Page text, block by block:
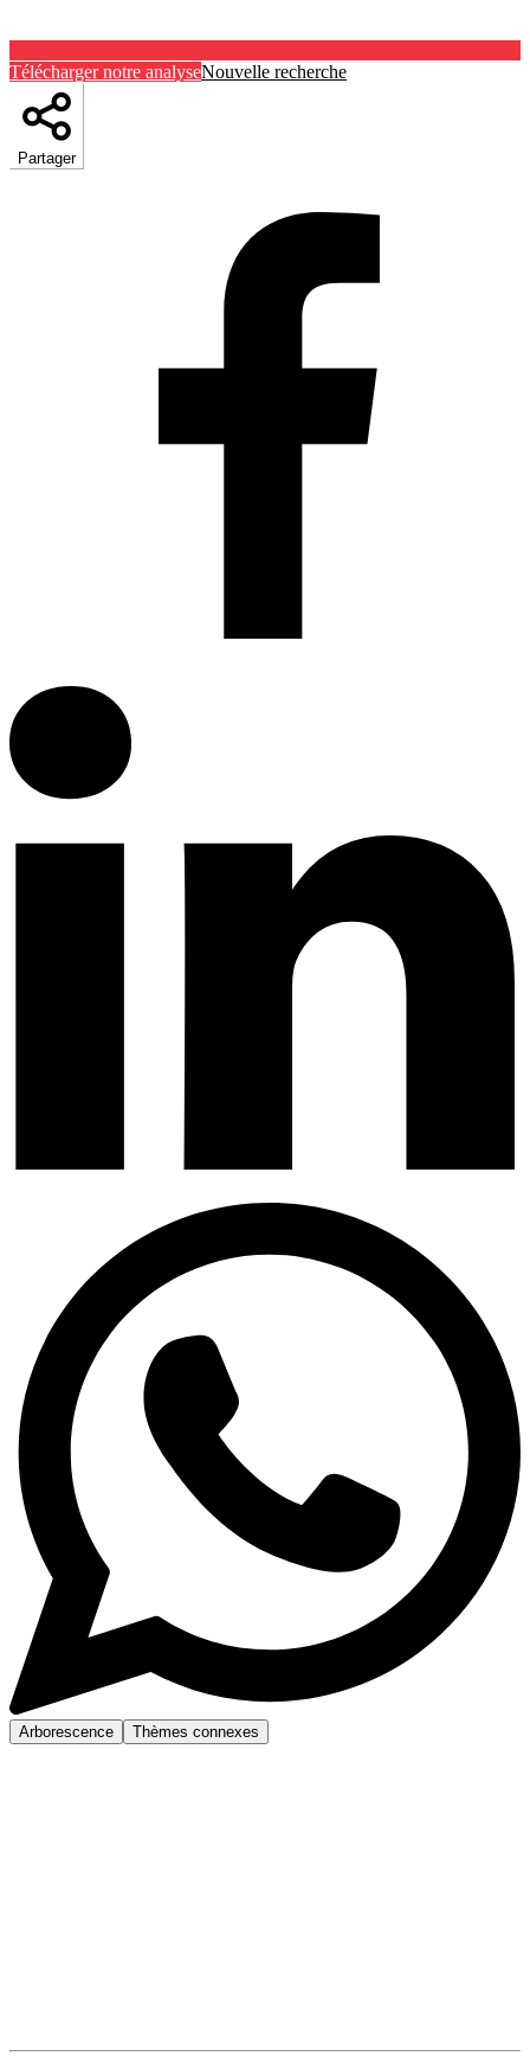
Télécharger notre analyseNouvelle recherche
Partager
Arborescence Thèmes connexes